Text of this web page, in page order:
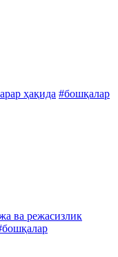
ҳақида #бошқалар
ва режасизлик